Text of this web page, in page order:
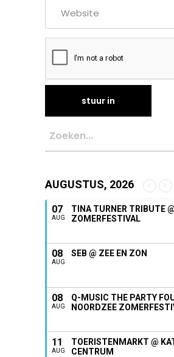
AUGUSTUS, 2026
07
AUG
TINA TURNER TRIBUTE
ZOMERFESTIVAL
08
AUG
SEB @ ZEE EN ZON
08
AUG
Q-MUSIC THE PARTY
NOORDZEE
11
AUG
TOERISTENMARKT @
CENTRUM